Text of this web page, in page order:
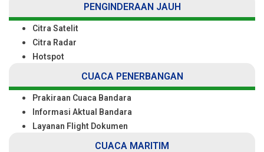
PENGINDERAAN JAUH
Citra Satelit
Citra Radar
Hotspot
CUACA PENERBANGAN
Prakiraan Cuaca Bandara
Informasi Aktual Bandara
Layanan Flight Dokumen
CUACA MARITIM